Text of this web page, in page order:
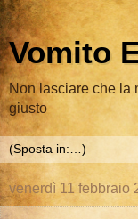
Vomito
Non lasciare che la
giusto
venerdì 11 febbraio